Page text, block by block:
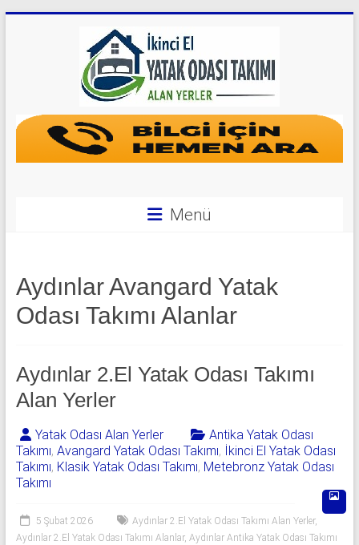
Yatak
Odası
|
0
541
06
06
|
Yıldız
Spot
Menü
Aydınlar Avangard Yatak
Odası Takımı Alanlar
Aydınlar 2.El Yatak Odası Takımı
Alan Yerler
Yatak Odası Alan Yerler
Antika Yatak Odası
Takımı, Avangard Yatak Odası Takımı, İkinci El Yatak Odası
Takımı, Klasik Yatak Odası Takımı, Metebronz Yatak Odası
Takımı
5 Şubat 2026 Aydınlar 2.El Yatak Odası Takımı Alan Yerler,
Aydınlar 2.El Yatak Odası Takımı Alanlar, Aydınlar Antika Yatak Odası Takımı